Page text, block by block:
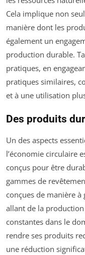
Cela implique non
manière dont les
également un
production durable.
pratiques, en
pratiques similaires,
et à une utilisation
Des produits
Un des aspects
l’économie circulaire
conçus pour être
gammes de
conçues de manière
allant de la
constantes dans le
rendre ses produits
une réduction